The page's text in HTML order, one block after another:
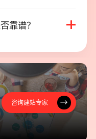
靠谱？
靠谱？
咨询建站专家